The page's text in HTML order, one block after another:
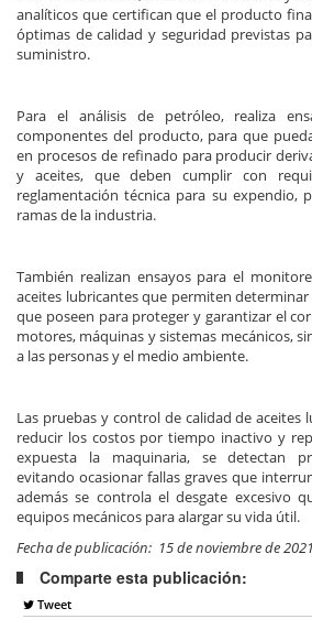
analíticos que certifican que el producto
óptimas de calidad y seguridad previstas
suministro.
Para el análisis de petróleo, realiza
componentes del producto, para que
en procesos de refinado para producir
y aceites, que deben cumplir con
reglamentación técnica para su expendio,
ramas de la industria.
También realizan ensayos para el
aceites lubricantes que permiten determinar
que poseen para proteger y garantizar el
motores, máquinas y sistemas mecánicos,
a las personas y el medio ambiente.
Las pruebas y control de calidad de aceites
reducir los costos por tiempo inactivo y
expuesta la maquinaria, se detectan
evitando ocasionar fallas graves que
además se controla el desgate excesivo
equipos mecánicos para alargar su vida útil.
Fecha de publicación: 15 de noviembre de 2021
Comparte esta publicación:
Tweet